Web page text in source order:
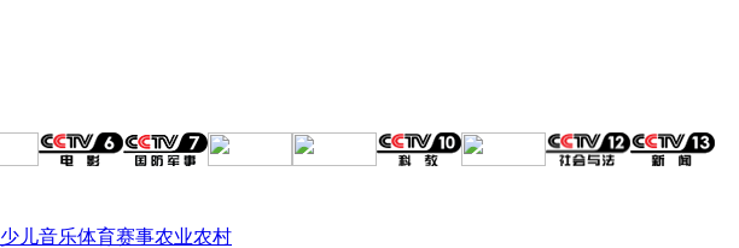
少儿音乐体育赛事农业农村